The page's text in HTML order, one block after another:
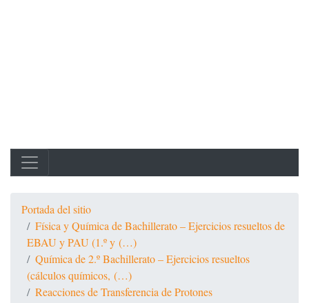
Portada del sitio
Física y Química de Bachillerato – Ejercicios resueltos de
EBAU y PAU (1.º y (…)
Química de 2.º Bachillerato – Ejercicios resueltos
(cálculos químicos, (…)
Reacciones de Transferencia de Protones